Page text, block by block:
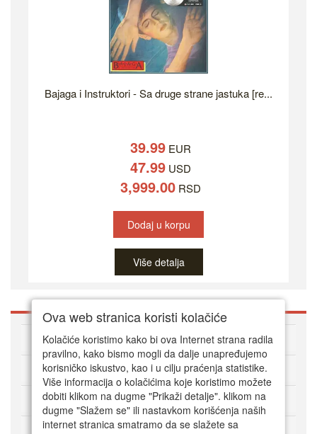
Bajaga i Instruktori - Sa druge strane jastuka [re...
39.99EUR
47.99USD
3,999.00RSD
Dodaj u korpu
Više detalja
O DVD Zoni
Kako kupovati online
Korisnički servis
Način plaćanja
Ova web stranica koristi kolačiće
Kolačiće koristimo kako bi ova Internet strana radila
pravilno, kako bismo mogli da dalje unapređujemo
korisničko iskustvo, kao i u cilju praćenja statistike.
Više informacija o kolačićima koje koristimo možete
dobiti klikom na dugme "Prikaži detalje". klikom na
dugme "Slažem se" ili nastavkom korišćenja naših
internet stranica smatramo da se slažete sa